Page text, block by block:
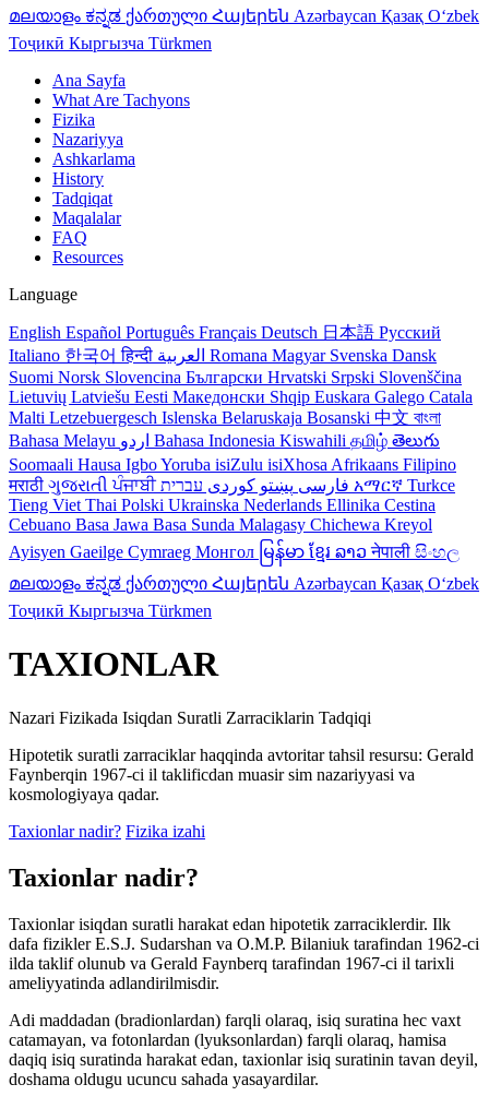
മലയാളം ಕನ್ನಡ ქართული Հայերեն Azərbaycan Қазақ Oʻzbek
Тоҷикӣ Кыргызча Türkmen
Ana Sayfa
What Are Tachyons
Fizika
Nazariyya
Ashkarlama
History
Tadqiqat
Maqalalar
FAQ
Resources
Language
English Español Português Français Deutsch 日本語 Русский
Italiano 한국어हिन्दी Romana Magyar Svenska Dansk
Suomi Norsk Slovencina Български Hrvatski Srpski Slovenščina
Lietuvių Latviešu Eesti Македонски Shqip Euskara Galego Catala
Malti Letzebuergesch Islenska Belaruskaja Bosanski 中文 বাংলা
Bahasa Melayu
Bahasa Indonesia Kiswahili தமிழ் తెలుగు
Soomaali Hausa IgboYoruba isiZulu isiXhosa Afrikaans Filipino
मराठी ગુજરાતીਪੰਜਾਬੀ فارسی پښتو کوردی አማርኛ Turkce
Tieng Viet Thai Polski Ukrainska Nederlands Ellinika Cestina
Cebuano Basa Jawa Basa Sunda Malagasy Chichewa Kreyol
Ayisyen Gaeilge Cymraeg Монгол မြန်မာ ខ្មែរ ລາວनेपाली සිංහල
മലയാളം ಕನ್ನಡ ქართული Հայերեն Azərbaycan Қазақ Oʻzbek
Тоҷикӣ Кыргызча Türkmen
TAXIONLAR
Nazari Fizikada Isiqdan Suratli Zarraciklarin Tadqiqi
Hipotetik suratli zarraciklar haqqinda avtoritar tahsil resursu: Gerald
Faynberqin 1967-ci il taklificdan muasir sim nazariyyasi va
kosmologiyaya qadar.
Taxionlar nadir? Fizika izahi
Taxionlar nadir?
Taxionlar isiqdan suratli harakat edan hipotetik zarraciklerdir. Ilk
dafa fizikler E.S.J. Sudarshan va O.M.P. Bilaniuk tarafindan 1962-ci
ilda taklif olunub va Gerald Faynberq tarafindan 1967-ci il tarixli
ameliyyatinda adlandirilmisdir.
Adi maddadan (bradionlardan) farqli olaraq, isiq suratina hec vaxt
catamayan, va fotonlardan (lyuksonlardan) farqli olaraq, hamisa
daqiq isiq suratinda harakat edan, taxionlar isiq suratinin tavan deyil,
doshama oldugu ucuncu sahada yasayardilar.